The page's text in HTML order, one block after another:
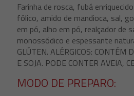
Farinha de rosca, fubá
fólico, amido de mandioca, sal,
em pó, alho em pó, realçador de
monossódico e espessante
GLÚTEN. ALÉRGICOS: CONTÉM
E SOJA. PODE CONTER AVEIA,
MODO DE PREPARO: